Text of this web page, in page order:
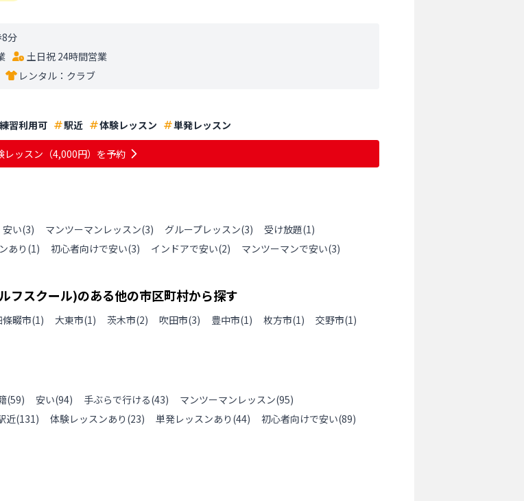
分
土日祝 24時間営業
レンタル： クラブ
練習利用可 駅近 体験レッスン 単発レッスン
レッスン （4,000円） を予約
安い(3) マンツーマンレッスン(3) グループレッスン(3) 受け放題(1)
あり (1) 初心者向けで安い(3) インドアで安い(2) マンツーマンで安い(3)
フスクール)のある他の市区町村から探す
條畷市(1) 大東市(1) 茨木市(2) 吹田市(3) 豊中市(1) 枚方市(1) 交野市(1)
(59) 安い(94) 手ぶらで行ける(43) マンツーマンレッスン(95)
近(131) 体験レッスンあり (23) 単発レッスンあり (44) 初心者向けで安い(89)